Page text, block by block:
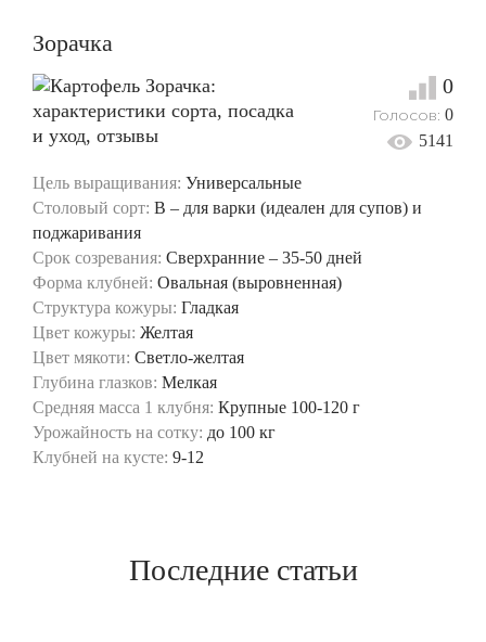
Зорачка
Цель выращивания: Универсальные
Столовый сорт: B – для варки (идеален для супов) и
поджаривания
Срок созревания: Сверхранние – 35-50 дней
Форма клубней: Овальная (выровненная)
Структура кожуры: Гладкая
Цвет кожуры: Желтая
Цвет мякоти: Светло-желтая
Глубина глазков: Мелкая
Средняя масса 1 клубня: Крупные 100-120 г
Урожайность на сотку: до 100 кг
Клубней на кусте: 9-12
0
Голосов: 0
5141
Последние статьи